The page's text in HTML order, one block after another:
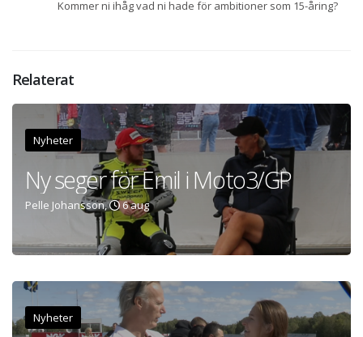
Kommer ni ihåg vad ni hade för ambitioner som 15-åring?
Relaterat
Nyheter
Ny seger för Emil i Moto3/GP
Pelle Johansson, 6 aug
Nyheter